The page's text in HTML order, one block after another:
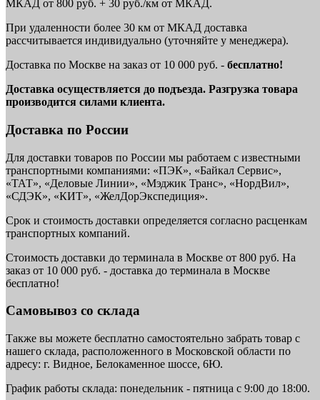
МКАД от 800 руб. + 30 руб./км от МКАД.
При удаленности более 30 км от МКАД доставка
рассчитывается индивидуально (уточняйте у менеджера).
Доставка по Москве на заказ от 10 000 руб. - бесплатно!
Доставка осуществляется до подъезда. Разгрузка товара
производится силами клиента.
Доставка по России
Для доставки товаров по России мы работаем с известными
транспортными компаниями: «ПЭК», «Байкал Сервис»,
«ТАТ», «Деловые Линии», «Мэджик Транс», «НордВил»,
«СДЭК», «КИТ», «ЖелДорЭкспедиция».
Срок и стоимость доставки определяется согласно расценкам
транспортных компаний.
Стоимость доставки до терминала в Москве от 800 руб. На
заказ от 10 000 руб. - доставка до терминала в Москве
бесплатно!
Самовывоз со склада
Также вы можете бесплатно самостоятельно забрать товар с
нашего склада, расположенного в Московской области по
адресу: г. Видное, Белокаменное шоссе, 6Ю.
График работы склада: понедельник - пятница с 9:00 до 18:00.